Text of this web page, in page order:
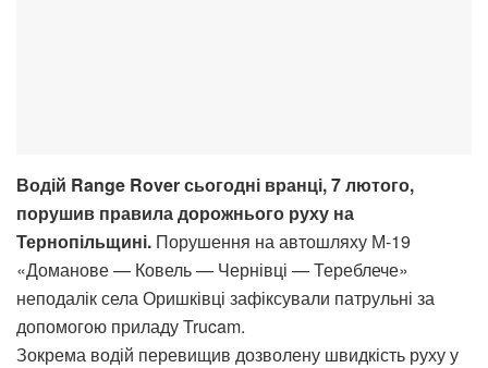
Водій Range Rover сьогодні вранці, 7 лютого,
порушив правила дорожнього руху на
Тернопільщині. Порушення на автошляху М-19
«Доманове — Ковель — Чернівці — Тереблече»
неподалік села Оришківці зафіксували патрульні за
допомогою приладу Trucam.
Зокрема водій перевищив дозволену швидкість руху у